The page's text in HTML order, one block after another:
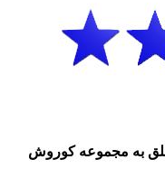
به مجموعه کوروش